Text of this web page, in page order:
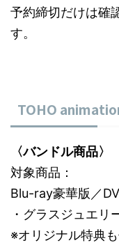
予約締切だけは確
す。
TOHO
〈バンドル商品〉
対象商品：
Blu-ray豪華版／
・グラスジュエリ
※オリジナル特典も